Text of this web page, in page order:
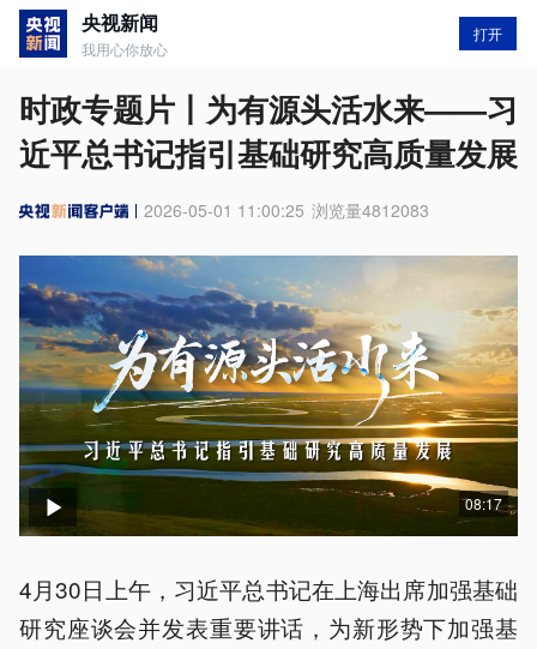
央视新闻
我用心你放心
打开
时政专题片丨为有源头活水来——习
近平总书记指引基础研究高质量发展
2026-05-01 11:00:25 浏览量4812083
08:17
4月30日上午，习近平总书记在上海出席加强基础
研究座谈会并发表重要讲话，为新形势下加强基